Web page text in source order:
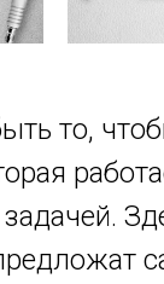
то,